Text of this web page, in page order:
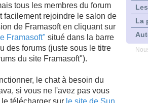
La
tous les membres du forum
facilement rejoindre le salon de
de Framasoft en cliquant sur
Framasoft" situé dans la barre
des forums (juste sous le titre
du site Framasoft").
le chat à besoin du
si vous ne l'avez pas vous
télécharger sur le site de Sun.